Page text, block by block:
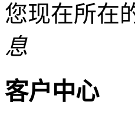
您现在所在
息
客户中心